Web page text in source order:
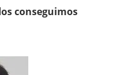
conseguimos